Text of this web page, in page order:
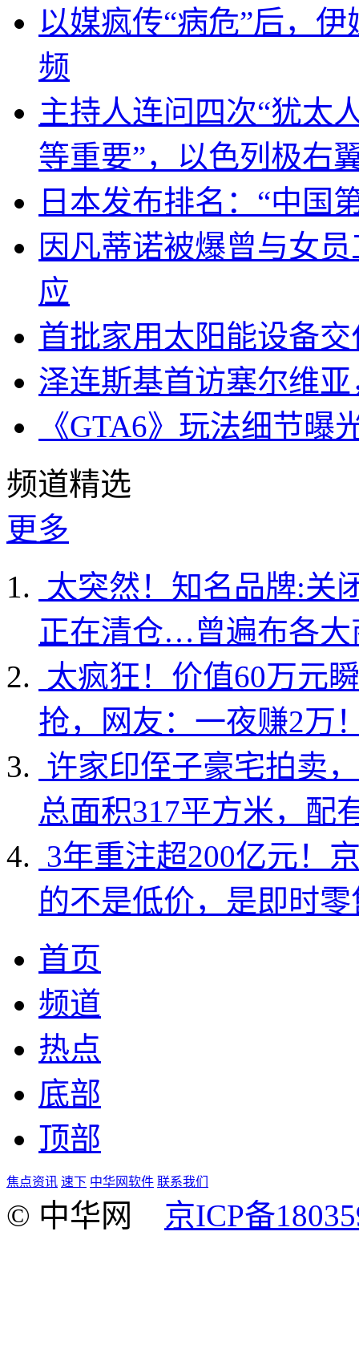
以媒疯传“病危”后，
频
主持人连问四次“犹太
等重要”，以色列极右
日本发布排名：“中国
因凡蒂诺被爆曾与女
应
首批家用太阳能设备
泽连斯基首访塞尔维
《GTA6》玩法细节
频道精选
更多
太突然！知名品牌:关
正在清仓…曾遍布各大
太疯狂！价值60万元
抢，网友：一夜赚2万
许家印侄子豪宅拍卖
总面积317平方米，配
3年重注超200亿元！
的不是低价，是即时
首页
频道
热点
底部
顶部
焦点资讯 速下 中华网软件 联系我们
© 中华网 京ICP备